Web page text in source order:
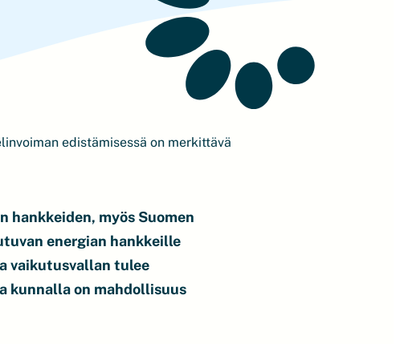
edistämisessä on merkittävä
hankkeiden, myös Suomen
energian hankkeille
vaikutusvallan tulee
kunnalla on mahdollisuus